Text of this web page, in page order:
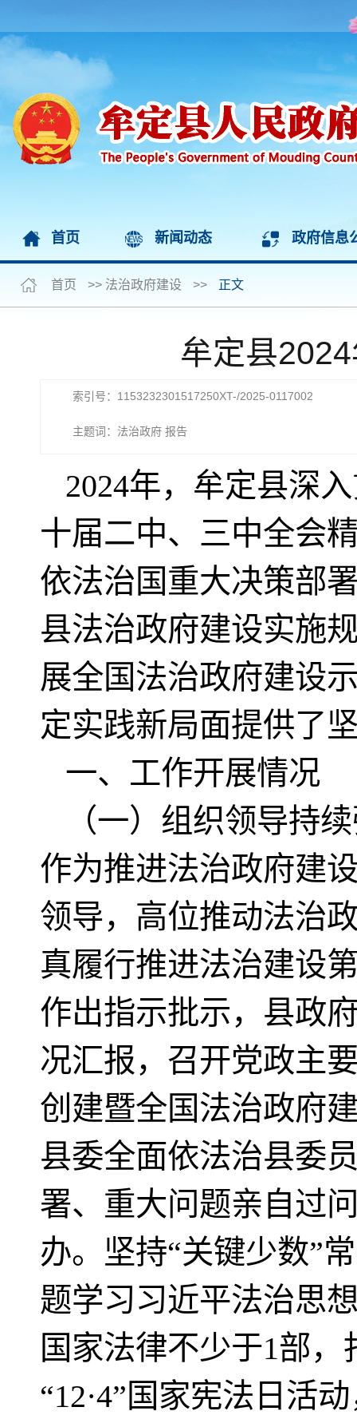
首页 新闻动态 政府信息
首页 >> 法治政府建设 >> 正文
牟定县
索引号：1153232301517250XT-/2025-0117002
主题词：法治政府 报告
2024年，牟定县深
十届二中、三中全会
依法治国重大决策部
县法治政府建设实施
展全国法治政府建设
定实践新局面提供了
一、工作开展情况
（一）组织领导持
作为推进法治政府建
领导，高位推动法治
真履行推进法治建设
作出指示批示，县政
况汇报，召开党政主
创建暨全国法治政府
县委全面依法治县委
署、重大问题亲自过
办。坚持“关键少数”
题学习习近平法治思
国家法律不少于1部
“12·4”国家宪法日活